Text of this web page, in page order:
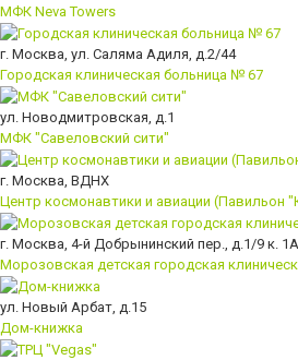
МФК Neva Towers
г. Москва, ул. Саляма Адиля, д.2/44
Городская клиническая больница № 67
ул. Новодмитровская, д.1
МФК "Савеловский сити"
г. Москва, ВДНХ
Центр космонавтики и авиации (Павильон
г. Москва, 4-й Добрынинский пер., д.1/9 к. 1А
Морозовская детская городская
ул. Новый Арбат, д.15
Дом-книжка